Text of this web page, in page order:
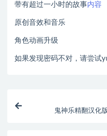
带有超过一小时的故事内容
原创音效和音乐
角色动画升级
如果发现密码不对，请尝试
鬼神乐精翻汉化